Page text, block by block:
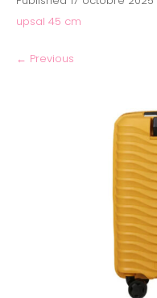
upsal 45 cm
← Previous